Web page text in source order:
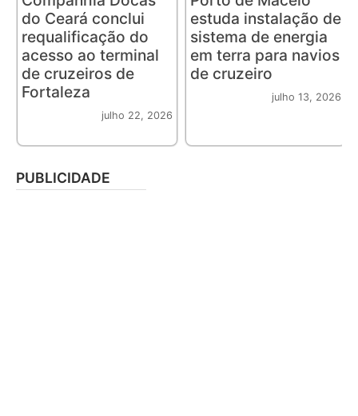
do Ceará conclui
requalificação do
acesso ao terminal
de cruzeiros de
Fortaleza
julho 22, 2026
estuda instalação de
sistema de energia
em terra para navios
de cruzeiro
julho 13, 2026
PUBLICIDADE